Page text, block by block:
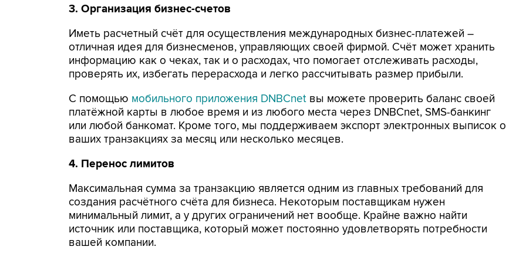
3. Организация бизнес-счетов
Иметь расчетный счёт для осуществления международных бизнес-платежей –
отличная идея для бизнесменов, управляющих своей фирмой. Счёт может хранить
информацию как о чеках, так и о расходах, что помогает отслеживать расходы,
проверять их, избегать перерасхода и легко рассчитывать размер прибыли.
С помощью мобильного приложения DNBCnet вы можете проверить баланс своей
платёжной карты в любое время и из любого места через DNBCnet, SMS-банкинг
или любой банкомат. Кроме того, мы поддерживаем экспорт электронных выписок о
ваших транзакциях за месяц или несколько месяцев.
4. Перенос лимитов
Максимальная сумма за транзакцию является одним из главных требований для
создания расчётного счёта для бизнеса. Некоторым поставщикам нужен
минимальный лимит, а у других ограничений нет вообще. Крайне важно найти
источник или поставщика, который может постоянно удовлетворять потребности
вашей компании.